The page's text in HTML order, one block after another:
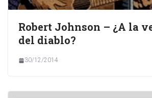
Robert Johnson – ¿A la
del diablo?
30/12/2014